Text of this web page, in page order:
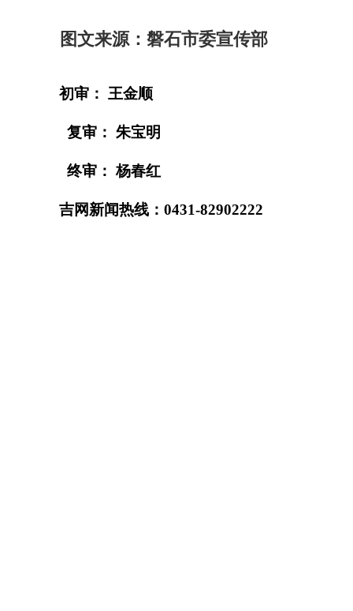
图文来源：磐石市委宣传部
初审： 王金顺
复审： 朱宝明
终审： 杨春红
吉网新闻热线：0431-82902222